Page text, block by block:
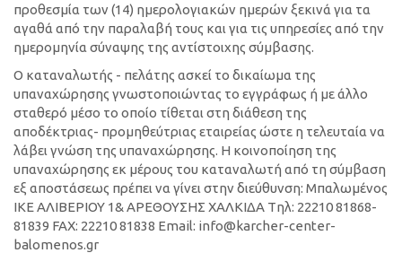
προθεσμία των (14) ημερολογιακών ημερών ξεκινά για τα
αγαθά από την παραλαβή τους και για τις υπηρεσίες από την
ημερομηνία σύναψης της αντίστοιχης σύμβασης.
Ο καταναλωτής - πελάτης ασκεί το δικαίωμα της
υπαναχώρησης γνωστοποιώντας το εγγράφως ή με άλλο
σταθερό μέσο το οποίο τίθεται στη διάθεση της
αποδέκτριας- προμηθεύτριας εταιρείας ώστε η τελευταία να
λάβει γνώση της υπαναχώρησης. Η κοινοποίηση της
υπαναχώρησης εκ μέρους του καταναλωτή από τη σύμβαση
εξ αποστάσεως πρέπει να γίνει στην διεύθυνση: Μπαλωμένος
ΙΚΕ ΑΛΙΒΕΡΙΟΥ 1& ΑΡΕΘΟΥΣΗΣ ΧΑΛΚΙΔΑ Tηλ: 22210 81868-
81839 FAX: 22210 81838 Email: info@karcher-center-
balomenos.gr